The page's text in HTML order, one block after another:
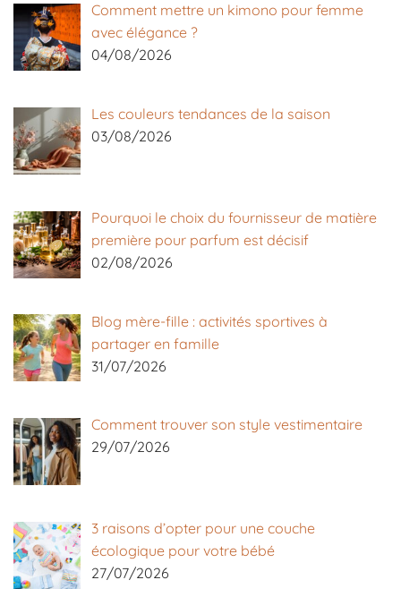
Comment mettre un kimono pour femme
avec élégance ?
04/08/2026
Les couleurs tendances de la saison
03/08/2026
Pourquoi le choix du fournisseur de matière
première pour parfum est décisif
02/08/2026
Blog mère-fille : activités sportives à
partager en famille
31/07/2026
Comment trouver son style vestimentaire
29/07/2026
3 raisons d’opter pour une couche
écologique pour votre bébé
27/07/2026